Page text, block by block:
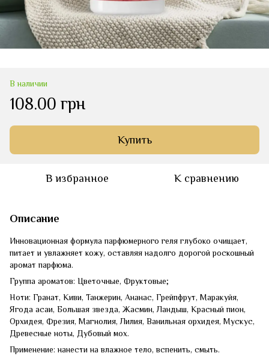
В наличии
108.00 грн
Купить
В избранное К сравнению
Описание
Инновационная формула парфюмерного геля глубоко очищает,
питает и увлажняет кожу, оставляя надолго дорогой роскошный
аромат парфюма.
Группа ароматов: Цветочные, Фруктовые;
Ноти: Гранат, Киви, Танжерин, Ананас, Грейпфрут, Маракуйя,
Ягода асаи, Большая звезда, Жасмин, Ландыш, Красный пион,
Орхидея, Фрезия, Магнолия, Лилия, Ванильная орхидея, Мускус,
Древесные ноты, Дубовый мох.
Применение: нанести на влажное тело, вспенить, смыть.